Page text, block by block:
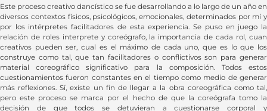
Este proceso creativo dancístico se fue desarrollando a lo largo de un año en
diversos contextos físicos, psicológicos, emocionales, determinados por mí y
por los intérpretes facilitadores de esta experiencia. Se puso en juego la
relación de roles interprete y coreógrafo, la importancia de cada rol, cuan
creativos pueden ser, cual es el máximo de cada uno, que es lo que los
construye como tal, que tan facilitadores o conflictivos son para generar
material coreográfico significativo para la composición. Todos estos
cuestionamientos fueron constantes en el tiempo como medio de generar
más reflexiones. Sí, existe un fin de llegar a la obra coreográfica como tal,
pero este proceso se marca por el hecho de que la coreógrafa tomo la
decisión de que todos se detuvieran a cuestionarse corporal y